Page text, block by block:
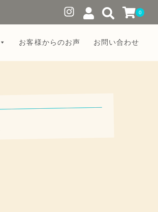
0
お客様からのお声 お問い合わせ